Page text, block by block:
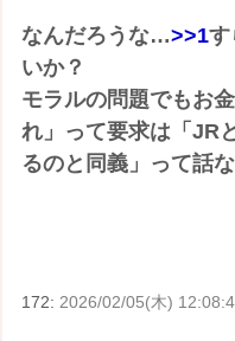
なんだろうな…>>1す
いか？
モラルの問題でもお
れ」って要求は「JR
るのと同義」って話
172: 2026/02/05(木)